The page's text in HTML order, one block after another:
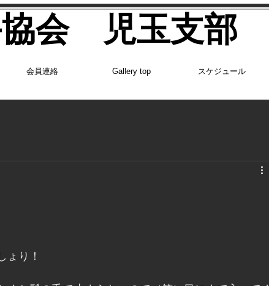
協会 児玉支部
会員連絡 Gallery top スケジュール
ょり！